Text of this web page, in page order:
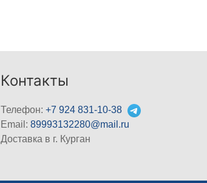
Контакты
Телефон:+7 924 831-10-38
Email:89993132280@mail.ru
Доставка в г. Курган